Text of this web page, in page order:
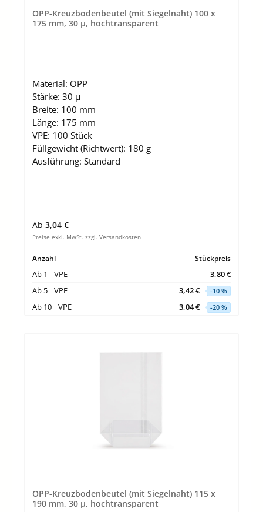
OPP-Kreuzbodenbeutel (mit Siegelnaht) 100 x
175 mm, 30 µ, hochtransparent
Material: OPP
Stärke: 30 µ
Breite: 100 mm
Länge: 175 mm
VPE: 100 Stück
Füllgewicht (Richtwert): 180 g
Ausführung: Standard
Regulärer Preis:
Ab 3,04 €
Preise exkl. MwSt. zzgl. Versandkosten
Anzahl Stückpreis
Ab 1 VPE
3,80 €
Ab 5 VPE 3,42 € -10 %
Ab 10 VPE 3,04 € -20 %
OPP-Kreuzbodenbeutel (mit Siegelnaht) 115 x
190 mm, 30 µ, hochtransparent